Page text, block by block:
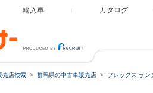
輸入車 カタログ
売店検索 群馬県の中古車販売店 フレックス ラン